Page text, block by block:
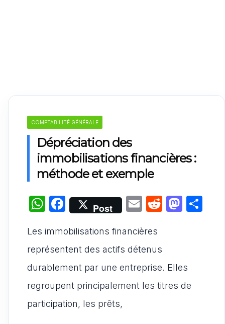
COMPTABILITÉ GÉNÉRALE
Dépréciation des
immobilisations financières :
méthode et exemple
W
at
s
A
p
p
F
a
c
e
b
o
o
Post
E
ai
l
R
t
M
d
o
Les immobilisations financières
représentent des actifs détenus
durablement par une entreprise. Elles
regroupent principalement les titres de
participation, les prêts,